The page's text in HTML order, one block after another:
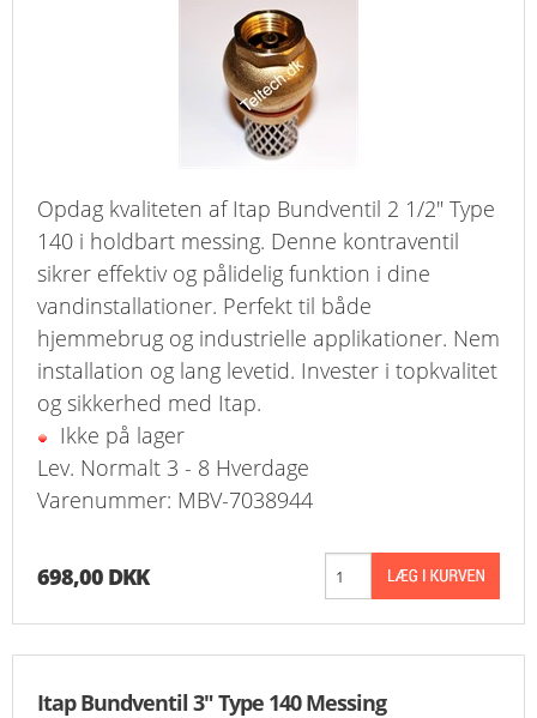
Opdag kvaliteten af Itap Bundventil 2 1/2" Type
140 i holdbart messing. Denne kontraventil
sikrer effektiv og pålidelig funktion i dine
vandinstallationer. Perfekt til både
hjemmebrug og industrielle applikationer. Nem
installation og lang levetid. Invester i topkvalitet
og sikkerhed med Itap.
Ikke på lager
Lev. Normalt 3 - 8 Hverdage
Varenummer: MBV-7038944
698,00 DKK
Itap Bundventil 3" Type 140 Messing